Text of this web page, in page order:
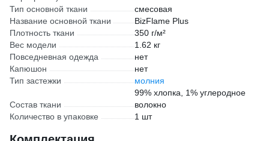
Тип основной ткани
смесовая
Название основной ткани
BizFlame Plus
Плотность ткани
350 г/м²
Вес модели
1.62 кг
Повседневная одежда
нет
Капюшон
нет
Тип застежки
молния
Состав ткани
99% хлопка, 1% углеродное
волокно
Количество в упаковке
1 шт